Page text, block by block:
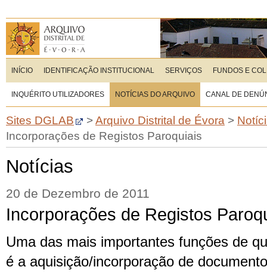
INÍCIO IDENTIFICAÇÃO INSTITUCIONAL SERVIÇOS FUNDOS E
INQUÉRITO UTILIZADORES NOTÍCIAS DO ARQUIVO CANAL DE
Sites DGLAB >Arquivo Distrital de Évora >
Incorporações de Registos Paroquiais
Notícias
20 de Dezembro de 2011
Incorporações de Registos
Uma das mais importantes funções de
é a aquisição/incorporação de